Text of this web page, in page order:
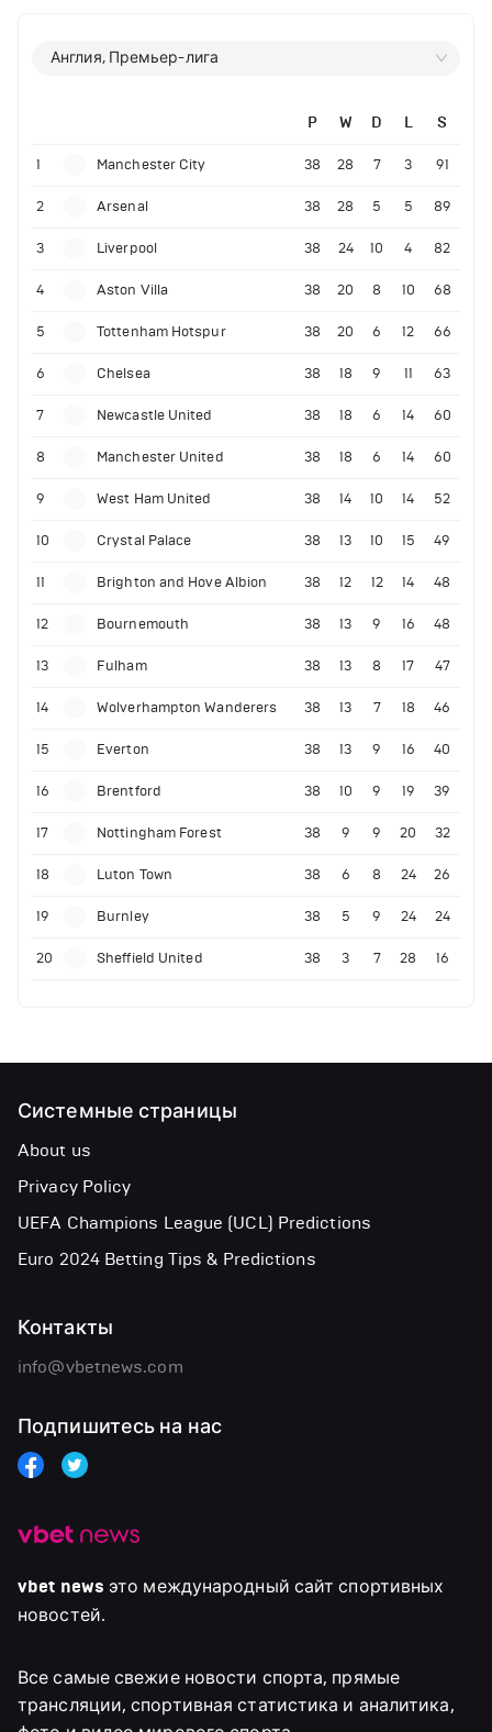
Англия, Премьер-лига
P W D L S
1 Manchester City 38 28 7 3 91
2 Arsenal 38 28 5 5 89
3 Liverpool 38 24 10 4 82
4 Aston Villa 38 20 8 10 68
5 Tottenham Hotspur 38 20 6 12 66
6 Chelsea 38 18 9 11 63
7 Newcastle United 38 18 6 14 60
8 Manchester United 38 18 6 14 60
9 West Ham United 38 14 10 14 52
10 Crystal Palace 38 13 10 15 49
11 Brighton and Hove Albion 38 12 12 14 48
12 Bournemouth 38 13 9 16 48
13 Fulham 38 13 8 17 47
14 Wolverhampton Wanderers 38 13 7 18 46
15 Everton 38 13 9 16 40
16 Brentford 38 10 9 19 39
17 Nottingham Forest 38 9 9 20 32
18 Luton Town 38 6 8 24 26
19 Burnley 38 5 9 24 24
20 Sheffield United 38 3 7 28 16
vbet news это международный сайт спортивных
новостей.
Все самые свежие новости спорта, прямые
трансляции, спортивная статистика и аналитика,
Системные страницы
About us
Privacy Policy
UEFA Champions League (UCL) Predictions
Euro 2024 Betting Tips & Predictions
Контакты
info@vbetnews.com
Подпишитесь на нас